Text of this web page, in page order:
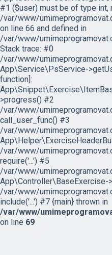
#1 ($user) must be of type int,
/var/www/
on line 66 and defined in
/var/www/
Stack trace: #0
/var/www/
App\Service\PsService-
function]:
>progress() #2
/var/www/
call_user_func() #3
/var/www/
/var/www/
require('...') #5
/var/www/
App\Controller\BaseExercise-
/var/www/
include('...') #7 {main} thrown in
/var/www/
on line 69